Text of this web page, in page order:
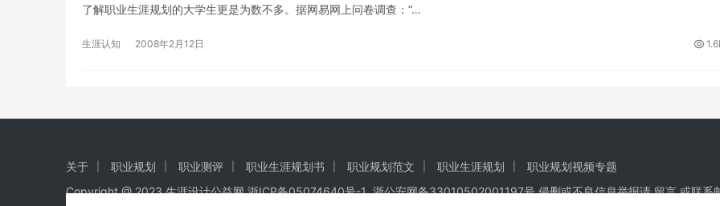
了解职业生涯规划的大学生更是为数不多。据网易网上问卷调查：“…
生涯认知 2008年2月12日
关于 职业规划 职业测评 职业生涯规划书 职业规划范文 职业生涯规划
职业规划视频专题
Copyright @ 2023生涯设计公益网 浙ICP备05074640号-1浙公安网备33010502001197号 侵删或不良信息举报请留言或联系